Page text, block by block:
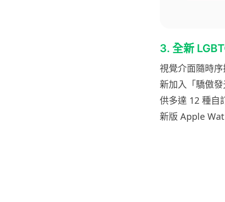
3. 全新
視覺介面隨時
新加入「驕傲
供多達 12 種自
新版 Apple